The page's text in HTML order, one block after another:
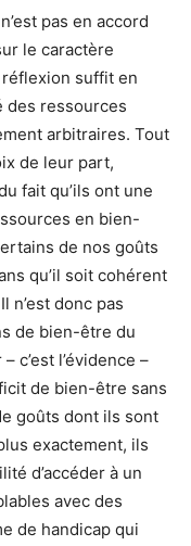
pas en accord
le caractère
suffit en
des ressources
arbitraires. Tout
de leur part,
fait qu’ils ont une
en bien-
de nos goûts
qu’il soit cohérent
n’est donc pas
de bien-être du
c’est l’évidence –
de bien-être sans
goûts dont ils sont
exactement, ils
d’accéder à un
avec des
de handicap qui